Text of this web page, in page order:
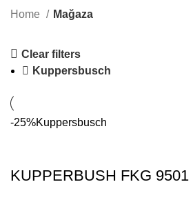
Home Mağaza
Clear filters
Kuppersbusch
-25%Kuppersbusch
KUPPERBUSH FKG 9501